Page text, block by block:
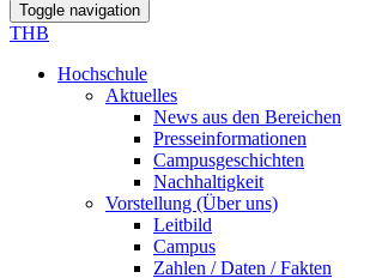
Toggle navigation
THB
Hochschule
Aktuelles
News aus den Bereichen
Presseinformationen
Campusgeschichten
Nachhaltigkeit
Vorstellung (Über uns)
Leitbild
Campus
Zahlen / Daten / Fakten